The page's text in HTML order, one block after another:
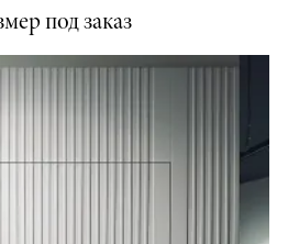
под заказ